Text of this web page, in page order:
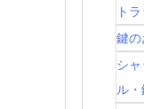
ト
鍵の
シ
ル